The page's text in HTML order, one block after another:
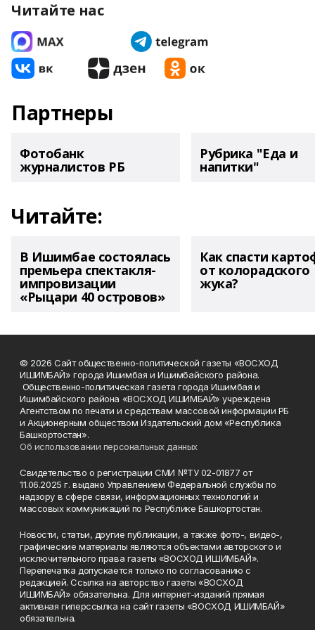
Читайте нас
Партнеры
Фотобанк
журналистов РБ
Рубрика "Еда и
напитки"
Читайте:
В Ишимбае состоялась
премьера спектакля-
импровизации
«Рыцари 40 островов»
Как спасти
от колорадского
жука?
© 2026 Сайт общественно-политической газеты «ВОСХОД
ИШИМБАЙ» города Ишимбая и Ишимбайского района.
Общественно-политическая газета города Ишимбая и
Ишимбайского района «ВОСХОД ИШИМБАЙ» учреждена
Агентством по печати и средствам массовой информации РБ
и Акционерным обществом Издательский дом «Республика
Башкортостан».
Об использовании персональных данных
Свидетельство о регистрации СМИ №ТУ 02-01877 от
11.06.2025 г. выдано Управлением Федеральной службы по
надзору в сфере связи, информационных технологий и
массовых коммуникаций по Республике Башкортостан.
Новости, статьи, другие публикации, а также фото-, видео-,
графические материалы являются объектами авторского и
исключительного права газеты «ВОСХОД ИШИМБАЙ».
Перепечатка допускается только по согласованию с
редакцией. Ссылка на авторство газеты «ВОСХОД
ИШИМБАЙ» обязательна. Для интернет-изданий прямая
активная гиперссылка на сайт газеты «ВОСХОД ИШИМБАЙ»
обязательна.